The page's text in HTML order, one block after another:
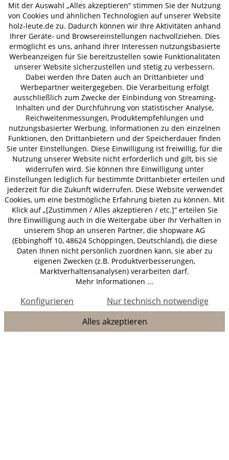
ZAHLUNGSARTEN
VERSAND
AUSZEICHNUNGEN
AGB Datenschutz
Impressum
© 2026 HOLZ-LEUTE
* Alle Preise inkl. gesetzl. Mehrwertsteuer zzgl.Versandkosten.
Mit der Auswahl „Alles akzeptieren“ stimmen Sie der Nutzung
von Cookies und ähnlichen Technologien auf unserer Website
holz-leute.de zu. Dadurch können wir Ihre Aktivitäten anhand
Ihrer Geräte- und Browsereinstellungen nachvollziehen. Dies
ermöglicht es uns, anhand ihrer Interessen nutzungsbasierte
Werbeanzeigen für Sie bereitzustellen sowie Funktionalitäten
unserer Website sicherzustellen und stetig zu verbessern.
Dabei werden Ihre Daten auch an Drittanbieter und
Werbepartner weitergegeben. Die Verarbeitung erfolgt
ausschließlich zum Zwecke der Einbindung von Streaming-
Inhalten und der Durchführung von statistischer Analyse,
Reichweitenmessungen, Produktempfehlungen und
nutzungsbasierter Werbung. Informationen zu den einzelnen
Funktionen, den Drittanbietern und der Speicherdauer finden
Sie unter Einstellungen. Diese Einwilligung ist freiwillig, für die
Nutzung unserer Website nicht erforderlich und gilt, bis sie
widerrufen wird. Sie können Ihre Einwilligung unter
Einstellungen lediglich für bestimmte Drittanbieter erteilen und
jederzeit für die Zukunft widerrufen. Diese Website verwendet
Cookies, um eine bestmögliche Erfahrung bieten zu können. Mit
Klick auf „[Zustimmen / Alles akzeptieren / etc.]“ erteilen Sie
Ihre Einwilligung auch in die Weitergabe über Ihr Verhalten in
unserem Shop an unseren Partner, die shopware AG
(Ebbinghoff 10, 48624 Schöppingen, Deutschland), die diese
Daten Ihnen nicht persönlich zuordnen kann, sie aber zu
eigenen Zwecken (z.B. Produktverbesserungen,
Marktverhaltensanalysen) verarbeiten darf.
Mehr Informationen ...
Nur technisch notwendige
Konfigurieren
Alles akzeptieren